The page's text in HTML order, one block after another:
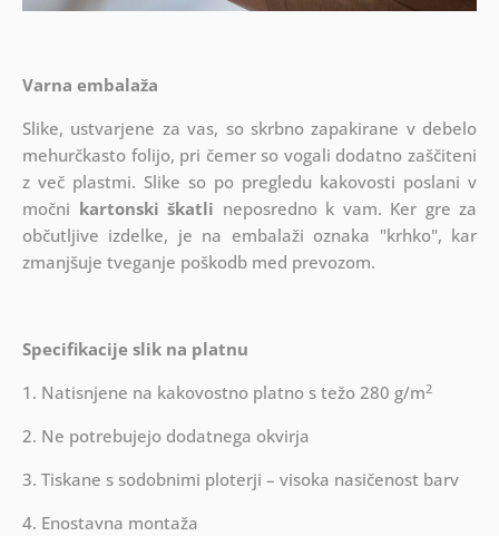
Varna embalaža
Slike, ustvarjene za vas, so skrbno zapakirane v debelo
mehurčkasto folijo, pri čemer so vogali dodatno zaščiteni
z več plastmi. Slike so po pregledu kakovosti poslani v
močni kartonski škatli neposredno k vam. Ker gre za
občutljive izdelke, je na embalaži oznaka "krhko", kar
zmanjšuje tveganje poškodb med prevozom.
Specifikacije slik na platnu
1. Natisnjene na kakovostno platno s težo 280 g/m2
2. Ne potrebujejo dodatnega okvirja
3. Tiskane s sodobnimi ploterji – visoka nasičenost barv
4. Enostavna montaža